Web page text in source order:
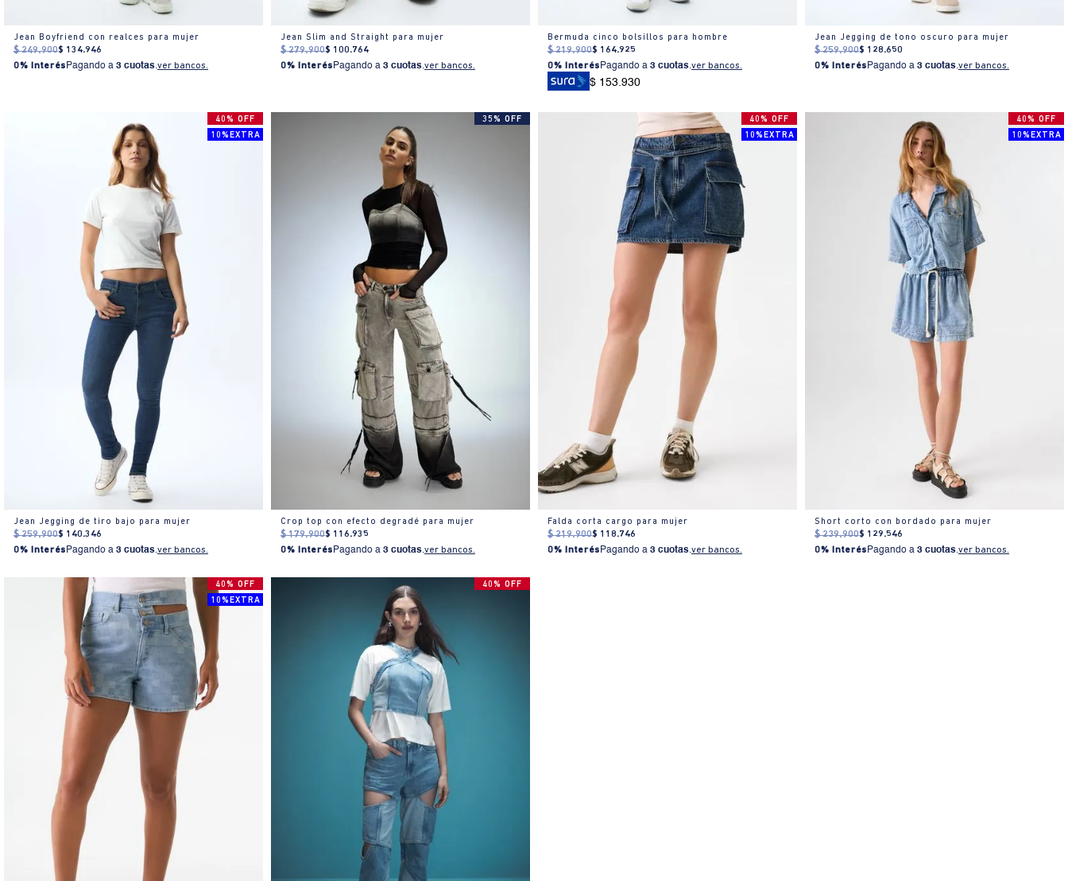
Jean Boyfriend con realces para mujer
$ 249.900$ 134.946
0% Interés Pagando a 3 cuotas.ver bancos.
Jean Slim and Straight para mujer
$ 279.900$ 100.764
0% Interés Pagando a 3 cuotas.ver bancos.
Bermuda cinco bolsillos para hombre
$ 219.900$ 164.925
0% Interés Pagando a 3 cuotas.ver bancos.
$ 153.930
Jean Jegging de tono oscuro para mujer
$ 259.900$ 128.650
0% Interés Pagando a 3 cuotas.ver bancos.
40% OFF
10%EXTRA
Jean Jegging de tiro bajo para mujer
$ 259.900$ 140.346
0% Interés Pagando a 3 cuotas.ver bancos.
35% OFF
Crop top con efecto degradé para mujer
$ 179.900$ 116.935
0% Interés Pagando a 3 cuotas.ver bancos.
40% OFF
10%EXTRA
Falda corta cargo para mujer
$ 219.900$ 118.746
0% Interés Pagando a 3 cuotas.ver bancos.
40% OFF
10%EXTRA
Short corto con bordado para mujer
$ 239.900$ 129.546
0% Interés Pagando a 3 cuotas.ver bancos.
40% OFF
10%EXTRA
40% OFF